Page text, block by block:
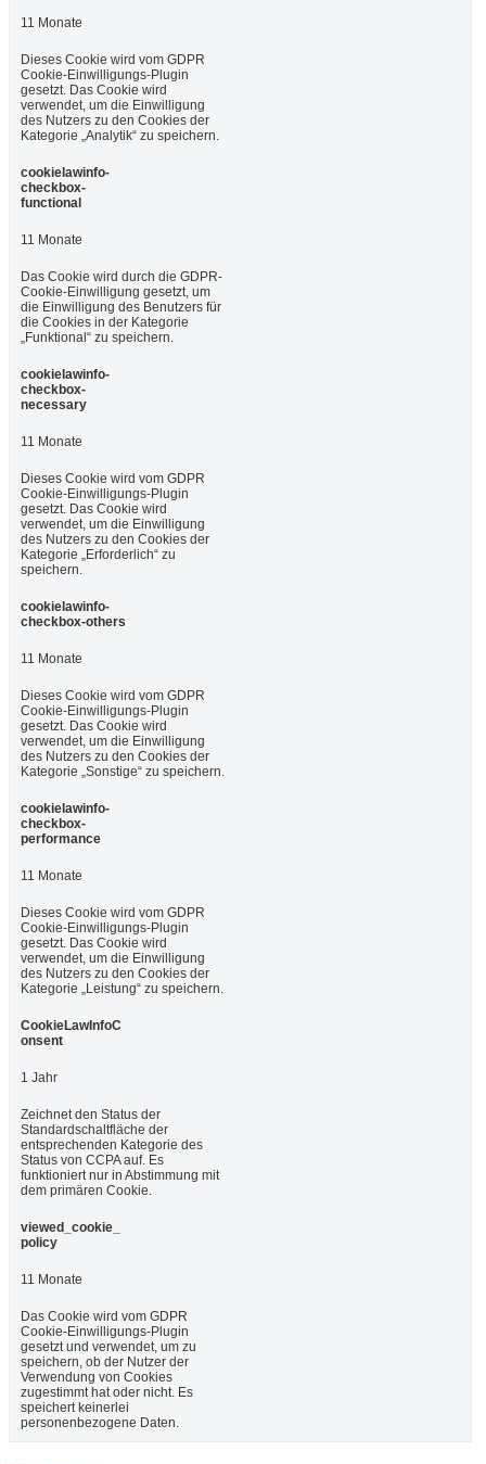
11 Monate
Dieses Cookie wird vom GDPR
Cookie-Einwilligungs-Plugin
gesetzt. Das Cookie wird
verwendet, um die Einwilligung
des Nutzers zu den Cookies der
Kategorie „Analytik“ zu speichern.
cookielawinfo-
checkbox-
functional
11 Monate
Das Cookie wird durch die GDPR-
Cookie-Einwilligung gesetzt, um
die Einwilligung des Benutzers für
die Cookies in der Kategorie
„Funktional“ zu speichern.
cookielawinfo-
checkbox-
necessary
11 Monate
Dieses Cookie wird vom GDPR
Cookie-Einwilligungs-Plugin
gesetzt. Das Cookie wird
verwendet, um die Einwilligung
des Nutzers zu den Cookies der
Kategorie „Erforderlich“ zu
speichern.
cookielawinfo-
checkbox-others
11 Monate
Dieses Cookie wird vom GDPR
Cookie-Einwilligungs-Plugin
gesetzt. Das Cookie wird
verwendet, um die Einwilligung
des Nutzers zu den Cookies der
Kategorie „Sonstige“ zu speichern.
cookielawinfo-
checkbox-
performance
11 Monate
Dieses Cookie wird vom GDPR
Cookie-Einwilligungs-Plugin
gesetzt. Das Cookie wird
verwendet, um die Einwilligung
des Nutzers zu den Cookies der
Kategorie „Leistung“ zu speichern.
CookieLawInfoC
onsent
1 Jahr
Zeichnet den Status der
Standardschaltfläche der
entsprechenden Kategorie des
Status von CCPA auf. Es
funktioniert nur in Abstimmung mit
dem primären Cookie.
viewed_cookie_
policy
11 Monate
Das Cookie wird vom GDPR
Cookie-Einwilligungs-Plugin
gesetzt und verwendet, um zu
speichern, ob der Nutzer der
Verwendung von Cookies
zugestimmt hat oder nicht. Es
speichert keinerlei
personenbezogene Daten.